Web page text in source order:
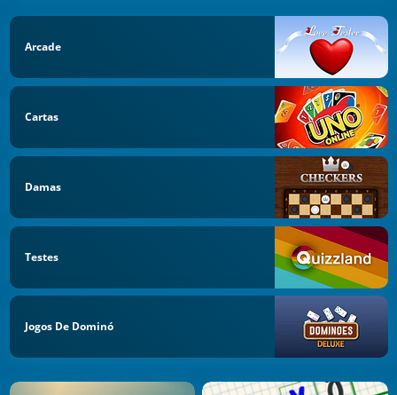
Arcade
Cartas
Damas
Testes
Jogos De Dominó